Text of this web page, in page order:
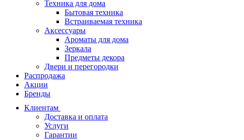
Техника для дома
Бытовая техника
Встраиваемая техника
Аксессуары
Ароматы для дома
Зеркала
Предметы декора
Двери и перегородки
Распродажа
Акции
Бренды
Клиентам
Доставка и оплата
Услуги
Гарантии